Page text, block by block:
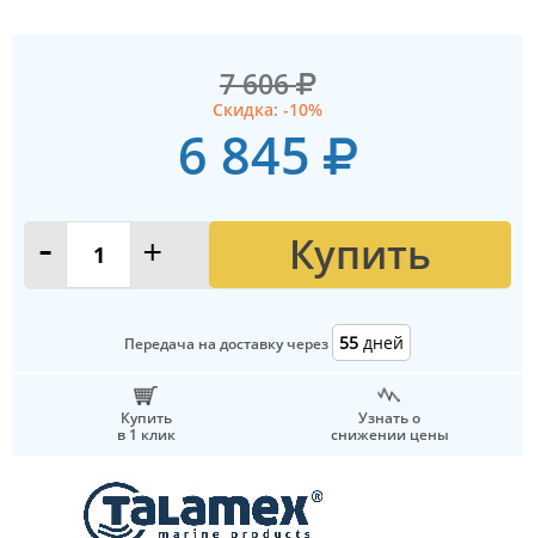
7 606
Скидка: -10%
6 845
- + Купить
Передача на доставку через 55 дней
Купить
в 1 клик
Узнать о
снижении цены